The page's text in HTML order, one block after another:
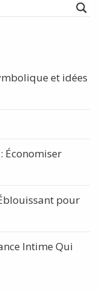
et idées
Économiser
pour
Intime Qui